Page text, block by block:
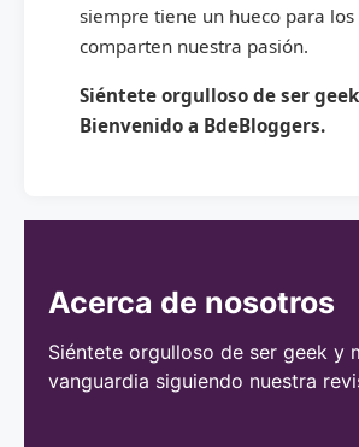
siempre tiene un hueco para los
comparten nuestra pasión.
Siéntete orgulloso de ser
Bienvenido a BdeBloggers.
Acerca de nosotros
Siéntete orgulloso de ser geek y
vanguardia siguiendo nuestra